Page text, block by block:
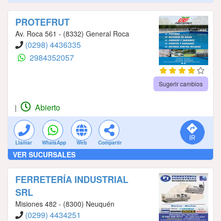
PROTEFRUT
Av. Roca 561 - (8332) General Roca
(0298) 4436335
2984352057
Sugerir cambios
| Abierto
Llamar WhatsApp Web Compartir
VER SUCURSALES
FERRETERÍA INDUSTRIAL
SRL
Misiones 482 - (8300) Neuquén
(0299) 4434251